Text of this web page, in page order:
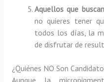
Aquellos que
no quieres tener
todos los días, la
de disfrutar de
¿Quiénes NO Son